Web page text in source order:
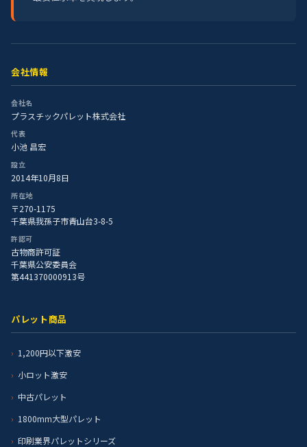
会社情報
会社名
プラスチックパレット株式会社
代表
小池 昌宏
設立
2014年10月8日
所在地
〒270-1175
千葉県我孫子市青山台3-8-5
許認可
古物商許可証
千葉県公安委員会
第441370000913号
パレット商品
1,200円以下激安
小ロット激安
中古パレット
1800mm大型パレット
印刷業界パレットシリーズ